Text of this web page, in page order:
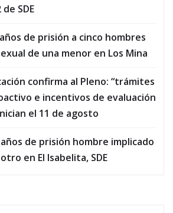
SDE
de prisión a cinco hombres
de una menor en Los Mina
confirma al Pleno: “trámites
e incentivos de evaluación
el 11 de agosto
de prisión hombre implicado
en El Isabelita, SDE